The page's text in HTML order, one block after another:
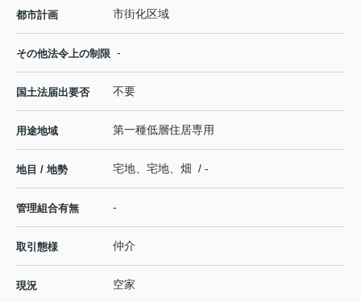
都市計画 市街化区域
その他法令上の制限 -
国土法届出要否 不要
用途地域 第一種低層住居専用
地目 / 地勢 宅地、宅地、畑 / -
管理組合有無 -
取引態様 仲介
現況 空家